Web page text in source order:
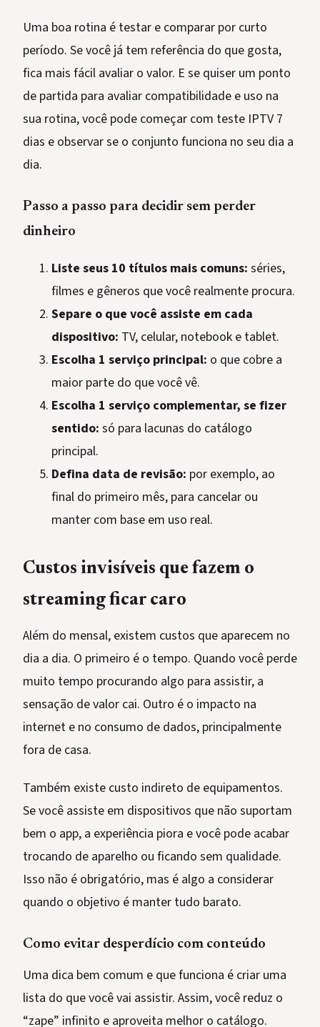
Uma boa rotina é testar e comparar por curto
período. Se você já tem referência do que gosta,
fica mais fácil avaliar o valor. E se quiser um ponto
de partida para avaliar compatibilidade e uso na
sua rotina, você pode começar com teste IPTV 7
dias e observar se o conjunto funciona no seu dia a
dia.
Passo a passo para decidir sem perder
dinheiro
Liste seus 10 títulos mais comuns: séries,
filmes e gêneros que você realmente procura.
Separe o que você assiste em cada
dispositivo: TV, celular, notebook e tablet.
Escolha 1 serviço principal: o que cobre a
maior parte do que você vê.
Escolha 1 serviço complementar, se fizer
sentido: só para lacunas do catálogo
principal.
Defina data de revisão: por exemplo, ao
final do primeiro mês, para cancelar ou
manter com base em uso real.
Custos invisíveis que fazem o
streaming ficar caro
Além do mensal, existem custos que aparecem no
dia a dia. O primeiro é o tempo. Quando você perde
muito tempo procurando algo para assistir, a
sensação de valor cai. Outro é o impacto na
internet e no consumo de dados, principalmente
fora de casa.
Também existe custo indireto de equipamentos.
Se você assiste em dispositivos que não suportam
bem o app, a experiência piora e você pode acabar
trocando de aparelho ou ficando sem qualidade.
Isso não é obrigatório, mas é algo a considerar
quando o objetivo é manter tudo barato.
Como evitar desperdício com conteúdo
Uma dica bem comum e que funciona é criar uma
lista do que você vai assistir. Assim, você reduz o
“zape” infinito e aproveita melhor o catálogo.